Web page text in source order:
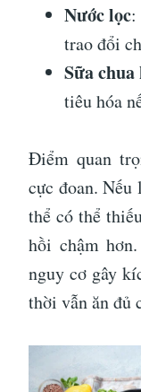
Nước lọc:
trao đổi
Sữa
tiêu hóa
Điểm quan
cực đoan. Nếu
thể có thể
hồi chậm
nguy cơ gây
thời vẫn ăn đủ